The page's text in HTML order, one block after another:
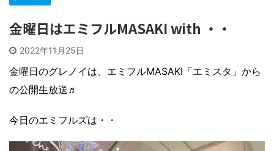
金曜日はエミフルMASAKI with ・・
2022年11月25日
金曜日のグレノイは、エミフルMASAKI「エミスタ」から
の公開生放送♬
今日のエミフルズは・・